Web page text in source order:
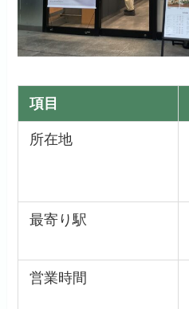
項目
所在地
最寄り駅
営業時間